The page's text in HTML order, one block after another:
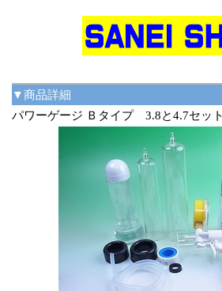
▼商品詳細
パワーゲージ Ｂタイプ 3.8と4.7セッ